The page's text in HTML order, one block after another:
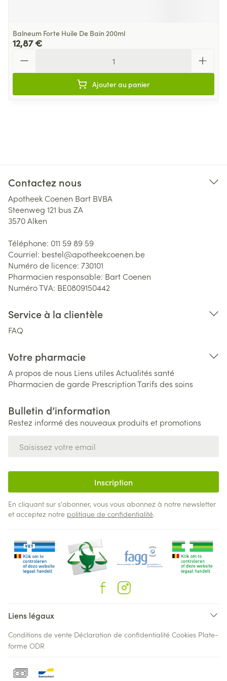
Balneum Forte Huile De Bain 200ml
12,87 €
Ajouter au panier
Contactez nous
Apotheek Coenen Bart BVBA
Steenweg 121 bus ZA
3570Alken
Téléphone: 011 59 89 59
Courriel: bestel@apotheekcoenen.be
Numéro de licence: 730101
Pharmacien responsable: Bart Coenen
Numéro TVA: BE0809150442
Service à la clientèle
FAQ
Votre pharmacie
A propos de nous Liens utiles Actualités santé
Pharmacien de garde PrescriptionTarifs des soins
Bulletin d’information
Restez informé des nouveaux produits et promotions
Inscription
En cliquant sur s'abonner, vous vous abonnez à notre newsletter
et acceptez notre politique de confidentialité.
Liens légaux
Conditions de vente Déclaration de confidentialité Cookies Plate-
forme ODR